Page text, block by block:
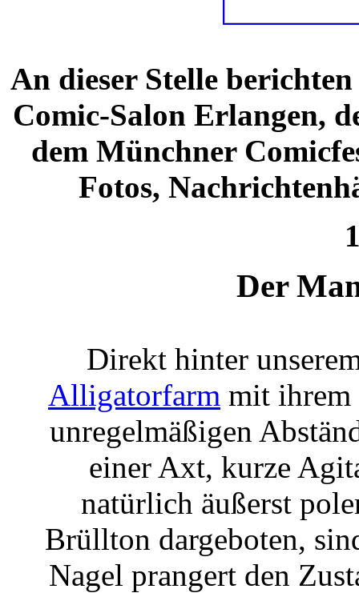
An dieser Stelle
Comic-Salon Erlangen,
dem Münchner
Fotos,
Der
Direkt hinter
Alligatorfarm mit ihrem
unregelmäßigen
einer Axt, kurze
natürlich äußerst
Brüllton dargeboten,
Nagel prangert den